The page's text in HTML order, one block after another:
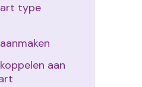
type
aan